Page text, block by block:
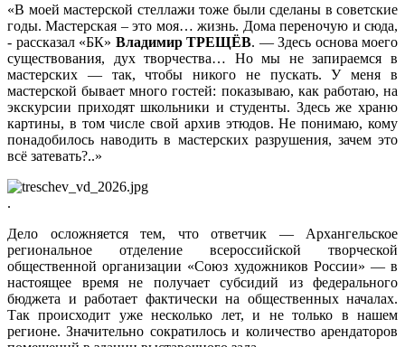
«В моей мастерской стеллажи тоже были сделаны в советские
годы. Мастерская – это моя… жизнь. Дома переночую и сюда,
- рассказал «БК» Владимир ТРЕЩЁВ. — Здесь основа моего
существования, дух творчества… Но мы не запираемся в
мастерских — так, чтобы никого не пускать. У меня в
мастерской бывает много гостей: показываю, как работаю, на
экскурсии приходят школьники и студенты. Здесь же храню
картины, в том числе свой архив этюдов. Не понимаю, кому
понадобилось наводить в мастерских разрушения, зачем это
всё затевать?..»
.
Дело осложняется тем, что ответчик — Архангельское
региональное отделение всероссийской творческой
общественной организации «Союз художников России» — в
настоящее время не получает субсидий из федерального
бюджета и работает фактически на общественных началах.
Так происходит уже несколько лет, и не только в нашем
регионе. Значительно сократилось и количество арендаторов